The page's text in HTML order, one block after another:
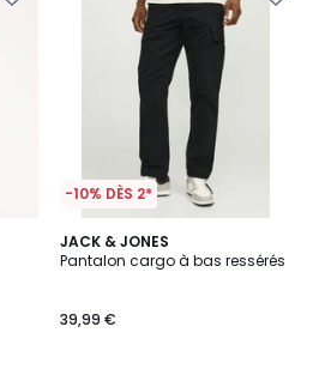
-10% DÈS 2*
JACK & JONES
Pantalon cargo à bas ressérés
39,99 €
3,5
/ 5
2
Couleurs